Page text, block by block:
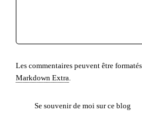
Les commentaires peuvent être
Markdown Extra.
Se souvenir de moi sur ce blog